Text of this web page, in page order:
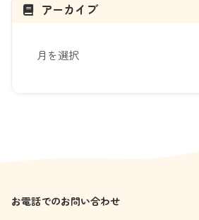
アーカイブ
ア
お電話でのお問い合わせ